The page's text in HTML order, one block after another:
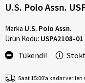
U.S. Polo Assn.
Marka U.S. Polo Assn.
Ürün Kodu: USPA2108-01
Tükendi!
Saat 15:00’a kadar